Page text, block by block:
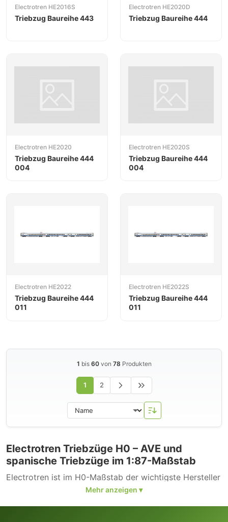
Electrotren HE2016S
Triebzug Baureihe 443
Electrotren HE2020D
Triebzug Baureihe 444
Electrotren HE2020
Triebzug Baureihe 444
004
Electrotren HE2020S
Triebzug Baureihe 444
004
Electrotren HE2022
Triebzug Baureihe 444
011
Electrotren HE2022S
Triebzug Baureihe 444
011
1 bis 60von 78 Produkten
1 2
Electrotren Triebzüge H0 – AVE und
spanische Triebzüge im 1:87-Maßstab
Electrotren ist im H0-Maßstab der wichtigste Hersteller
spanischer Triebzüge und liefert die wichtigen AVE-